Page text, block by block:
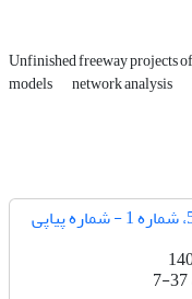
Unfinished freeway projects
models network analysis
دوره 5، شماره 1 - شماره پیاپی
7-37